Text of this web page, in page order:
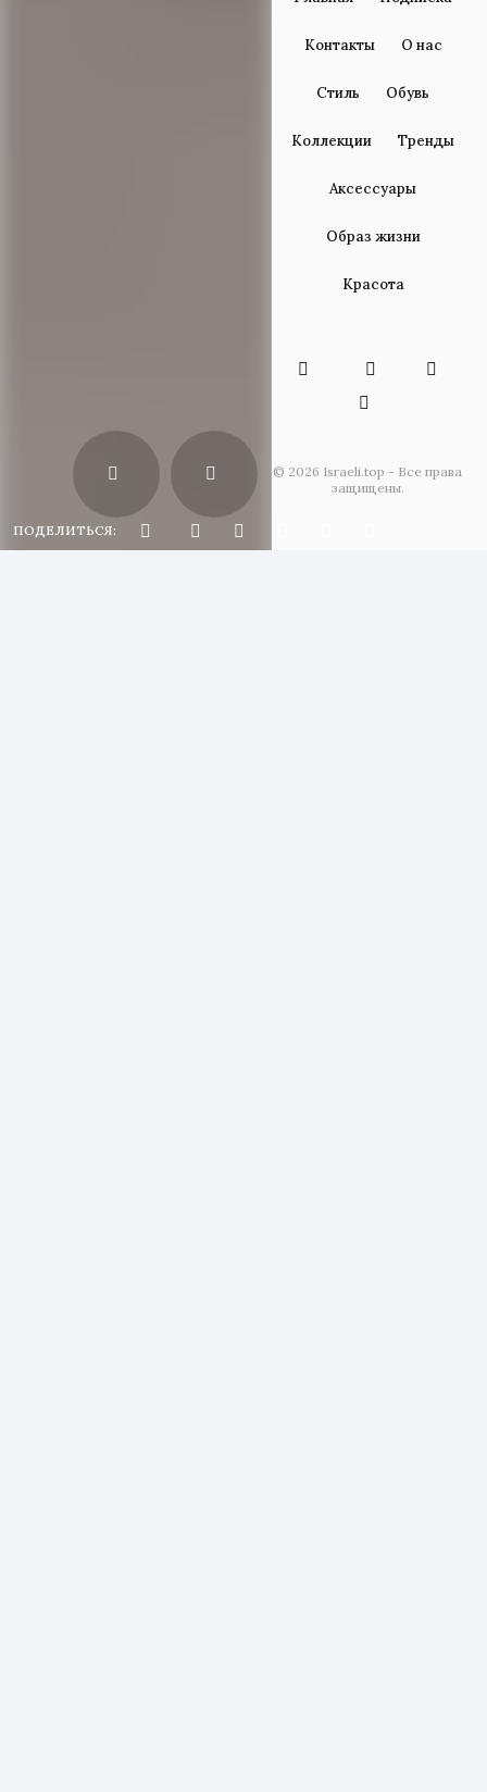
ПОДЕЛИТЬСЯ:
Контакты О нас
Стиль Обувь
Коллекции Тренды
Аксессуары
Образ жизни
Красота
© 2026 Israeli.top - Все права
защищены.